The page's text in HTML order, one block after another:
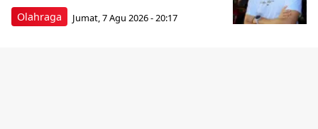
Olahraga Jumat, 7 Agu 2026 - 20:17